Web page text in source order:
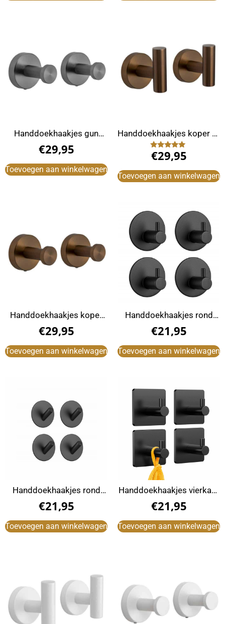
Handdoekhaakjes gun
metal rond (2 Stuks)
€29,95
Toevoegen aan winkelwagen
Handdoekhaakjes koper (2
stuks)
Gewaardeerd
5.00
€29,95
Toevoegen aan winkelwagen
Handdoekhaakjes koper
rond (2 Stuks)
€29,95
Toevoegen aan winkelwagen
Handdoekhaakjes rond
met haak zwart
zelfklevend (4 Stuks)
€21,95
Toevoegen aan winkelwagen
Handdoekhaakjes rond
zwart zelfklevend (4 Stuks)
€21,95
Toevoegen aan winkelwagen
Handdoekhaakjes vierkant
zwart zelfklevend (4 Stuks)
€21,95
Toevoegen aan winkelwagen